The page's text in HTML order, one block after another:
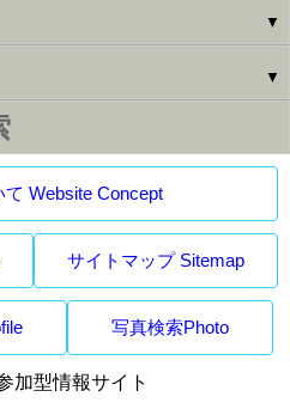
▼
▼
Website Concept
サイトマップ Sitemap
写真検索Photo
加型情報サイト